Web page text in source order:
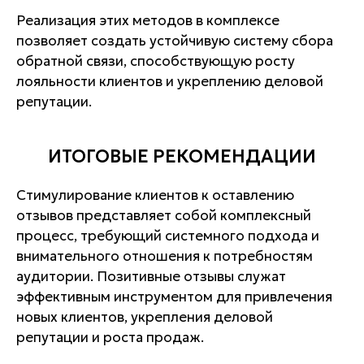
Реализация этих методов в комплексе
позволяет создать устойчивую систему сбора
обратной связи, способствующую росту
лояльности клиентов и укреплению деловой
репутации.
ИТОГОВЫЕ РЕКОМЕНДАЦИИ
Стимулирование клиентов к оставлению
отзывов представляет собой комплексный
процесс, требующий системного подхода и
внимательного отношения к потребностям
аудитории. Позитивные отзывы служат
эффективным инструментом для привлечения
новых клиентов, укрепления деловой
репутации и роста продаж.